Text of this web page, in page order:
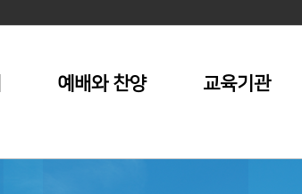
예배와 찬양 교육기관